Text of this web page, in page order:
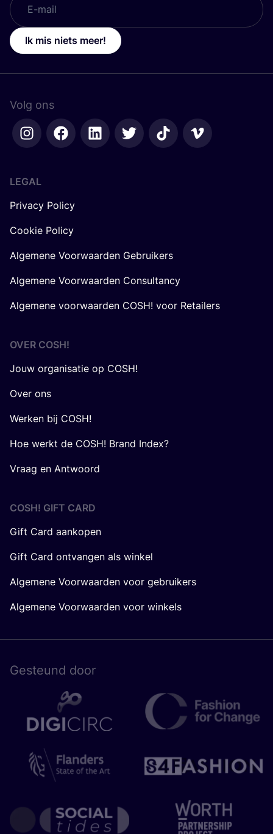
Ik mis niets meer!
Volg ons
LEGAL
Privacy Policy
Cookie Policy
Algemene Voorwaarden Gebruikers
Algemene Voorwaarden Consultancy
Algemene voorwaarden COSH! voor Retailers
OVER COSH!
Jouw organisatie op COSH!
Over ons
Werken bij COSH!
Hoe werkt de COSH! Brand Index?
Vraag en Antwoord
COSH! GIFT CARD
Gift Card aankopen
Gift Card ontvangen als winkel
Algemene Voorwaarden voor gebruikers
Algemene Voorwaarden voor winkels
Gesteund door